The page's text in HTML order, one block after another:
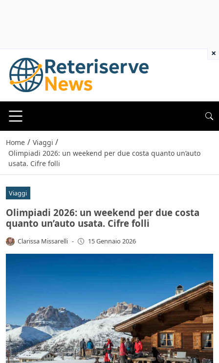
Home / Viaggi /
Olimpiadi 2026: un weekend per due costa quanto un’auto
usata. Cifre folli
Viaggi
Olimpiadi 2026: un weekend per due costa
quanto un’auto usata. Cifre folli
Clarissa Missarelli - 15 Gennaio 2026
×